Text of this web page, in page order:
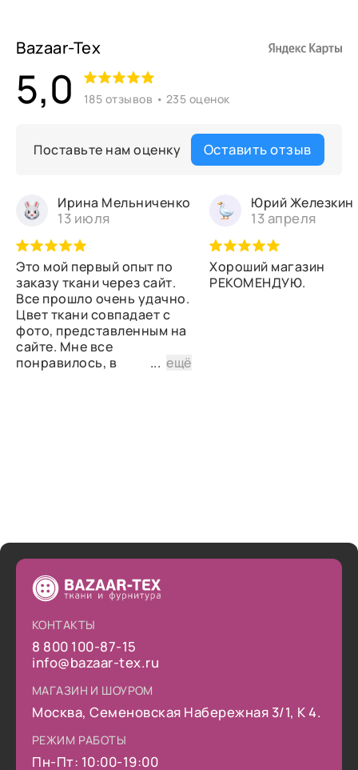
Bazaar-Tex
5,0 185 отзывов • 235 оценок
Поставьте нам оценку Оставить отзыв
Ирина Мельниченко
13 июля
Это мой первый опыт по
заказу ткани через сайт.
Все прошло очень удачно.
Цвет ткани совпадает с
фото, представленным на
сайте. Мне все
понравилось, в
...ещё
Юрий Железкин
13 апреля
Хороший магазин
РЕКОМЕНДУЮ.
КОНТАКТЫ
8 800 100-87-15
info@bazaar-tex.ru
МАГАЗИН И ШОУРОМ
Москва, Семеновская Набережная 3/1, К 4.
РЕЖИМ РАБОТЫ
Пн-Пт: 10:00-19:00